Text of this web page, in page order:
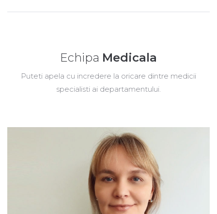
Echipa Medicala
Puteti apela cu incredere la oricare dintre medicii
specialisti ai departamentului.